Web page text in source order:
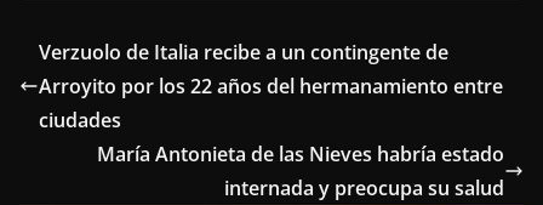
e
b
o
t
t
t
e
k
e
I
e
g
a
Verzuolo de Italia recibe a un contingente de
Arroyito por los 22 años del hermanamiento entre
ciudades
María Antonieta de las Nieves habría estado
internada y preocupa su salud